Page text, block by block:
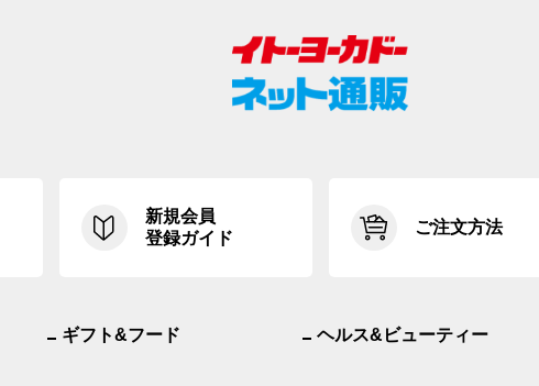
新規会員
登録ガイド
ご注文方法
ギフト&フード ヘルス&ビューティー